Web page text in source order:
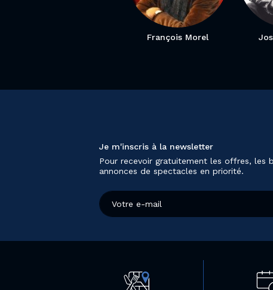
François Morel
Je m'inscris à la newsletter
Pour recevoir gratuitement les offres, les
annonces de spectacles en priorité.